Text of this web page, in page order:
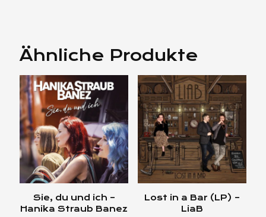
Ähnliche Produkte
Sie, du und ich –
Hanika Straub Banez
Lost in a Bar (LP) –
LiaB